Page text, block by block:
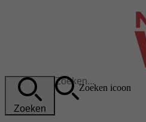
Zoeken
Zoeken icoon